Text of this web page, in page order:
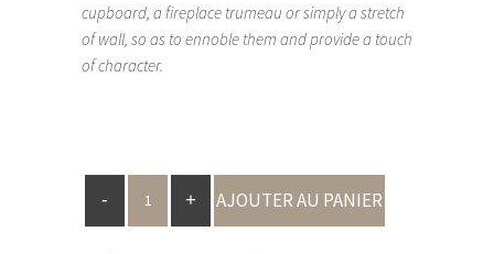
cupboard, a fireplace trumeau or simply a stretch
of wall, so as to ennoble them and provide a touch
of character.
AJOUTER AU PANIER